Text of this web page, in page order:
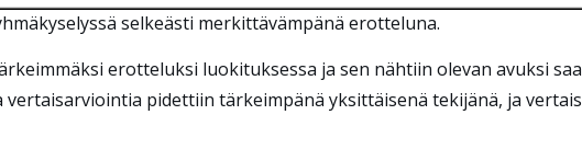
selkeästi merkittävämpänä erotteluna.
erotteluksi luokituksessa ja sen nähtiin olevan avuksi
pidettiin tärkeimpänä yksittäisenä tekijänä, ja